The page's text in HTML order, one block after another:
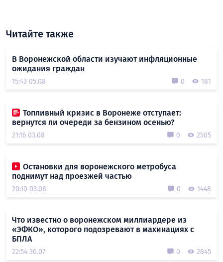
Читайте также
В Воронежской области изучают инфляционные
ожидания граждан
15:43 05.08 0 181
Топливный кризис в Воронеже отступает:
вернутся ли очереди за бензином осенью?
21:16 03.08 0 2505
Остановки для воронежского метробуса
поднимут над проезжей частью
20:10 03.08 0 1448
Что известно о воронежском миллиардере из
«ЭФКО», которого подозревают в махинациях с
БПЛА
22:54 30.07 0 2845